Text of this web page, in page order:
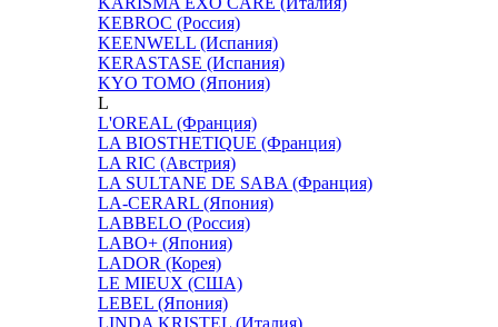
KEBROC (Россия)
KEENWELL (Испания)
KERASTASE (Испания)
KYO TOMO (Япония)
L
L'OREAL (Франция)
LA BIOSTHETIQUE (Франция)
LA RIC (Австрия)
LA SULTANE DE SABA (Франция)
LA-CERARL (Япония)
LABBELO (Россия)
LABO+ (Япония)
LADOR (Корея)
LE MIEUX (США)
LEBEL (Япония)
LINDA KRISTEL (Италия)